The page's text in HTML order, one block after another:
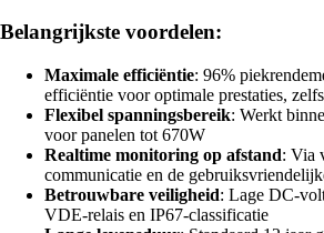
Belangrijkste voordelen:
Maximale efficiëntie: 96%
efficiëntie voor optimale prestaties,
Flexibel spanningsbereik: Werkt
voor panelen tot 670W
Realtime monitoring op afstand: Via
communicatie en de
Betrouwbare veiligheid: Lage DC-
VDE-relais en IP67-classificatie